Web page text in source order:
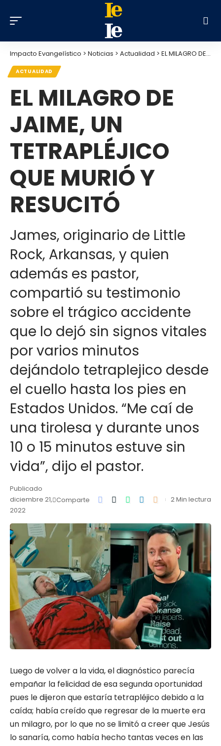
Impacto Evangelístico > Noticias > Actualidad > EL MILAGRO DE JAIME, UN TETRAPLÉJICO QUE MURIÓ Y RESUCITÓ
ACTUALIDAD
EL MILAGRO DE
JAIME, UN
TETRAPLÉJICO
QUE MURIÓ Y
RESUCITÓ
James, originario de Little
Rock, Arkansas, y quien
además es pastor,
compartió su testimonio
sobre el trágico accidente
que lo dejó sin signos vitales
por varios minutos
dejándolo tetraplejico desde
el cuello hasta los pies en
Estados Unidos. “Me caí de
una tirolesa y durante unos
10 o 15 minutos estuve sin
vida”, dijo el pastor.
Publicado
diciembre 21,
2022
Comparte 2 Min lectura
Luego de volver a la vida, el diagnóstico parecía
empañar la felicidad de esa segunda oportunidad
pues le dijeron que estaría tetrapléjico debido a la
caída; había creído que regresar de la muerte era
un milagro, por lo que no se limitó a creer que Jesús
lo sanaría, como había hecho tantas veces en las